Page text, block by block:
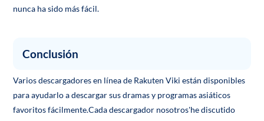
nunca ha sido más fácil.
Conclusión
Varios descargadores en línea de Rakuten Viki están disponibles
para ayudarlo a descargar sus dramas y programas asiáticos
favoritos fácilmente.Cada descargador nosotros'he discutido